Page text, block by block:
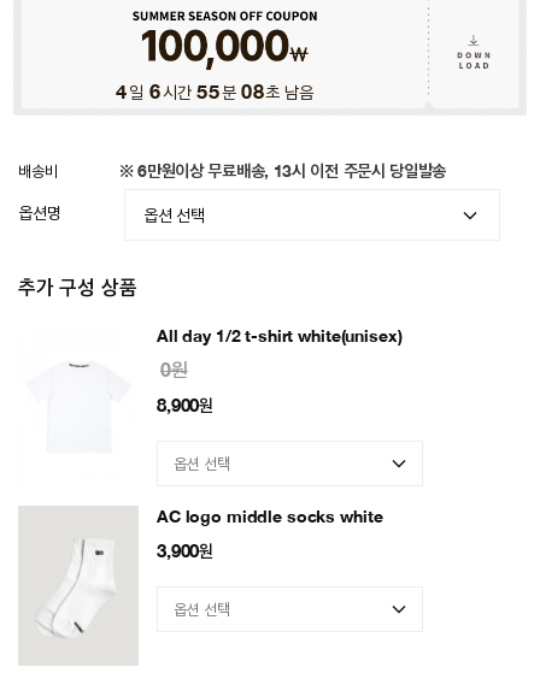
4일 6시간 55분 05초 남음
배송비 ※ 6만원이상 무료배송, 13시 이전 주문시 당일발송
옵션명
추가 구성 상품
All day 1/2 t-shirt white(unisex)
0원
8,900원
AC logo middle socks white
3,900원